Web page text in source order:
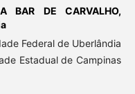
BAR DE CARVALHO,
Federal de Uberlândia
Estadual de Campinas